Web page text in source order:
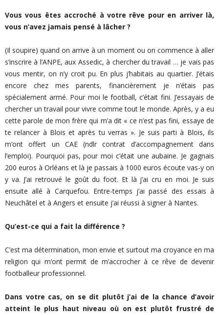
Vous vous êtes accroché à votre rêve pour en arriver là,
vous n’avez jamais pensé à lâcher ?
(Il soupire) quand on arrive à un moment ou on commence à aller
s’inscrire à l’ANPE, aux Assedic, à chercher du travail … je vais pas
vous mentir, on n’y croit pu. En plus j’habitais au quartier. J’étais
encore chez mes parents, financièrement je n’étais pas
spécialement armé. Pour moi le football, c’était fini. J’essayais de
chercher un travail pour vivre comme tout le monde. Après, y a eu
cette parole de mon frère qui m’a dit « ce n’est pas fini, essaye de
te relancer à Blois et après tu verras ». Je suis parti à Blois, ils
m’ont offert un CAE (ndlr contrat d’accompagnement dans
l’emploi). Pourquoi pas, pour moi c’était une aubaine. Je gagnais
200 euros à Orléans et là je passais à 1000 euros écoute vas-y on
y va. J’ai retrouvé le goût du foot. Et là j’ai cru en moi. Je suis
ensuite allé à Carquefou. Entre-temps j’ai passé des essais à
Neuchâtel et à Angers et ensuite j’ai réussi à signer à Nantes.
Qu’est-ce qui a fait la différence ?
C’est ma détermination, mon envie et surtout ma croyance en ma
religion qui m’ont permit de m’accrocher à ce rêve de devenir
footballeur professionnel.
Dans votre cas, on se dit plutôt j’ai de la chance d’avoir
atteint le plus haut niveau où on est plutôt frustré de